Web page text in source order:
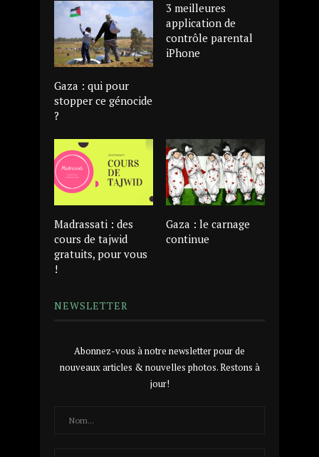
Gaza : qui pour
stopper ce génocide
?
3 meilleures
application de
contrôle parental
iPhone
Madrassati : des
cours de tajwid
gratuits, pour vous
!
Gaza : le carnage
continue
NEWSLETTER
Abonnez-vous à notre newsletter pour de
nouveaux articles & nouvelles photos. Restons à
jour!